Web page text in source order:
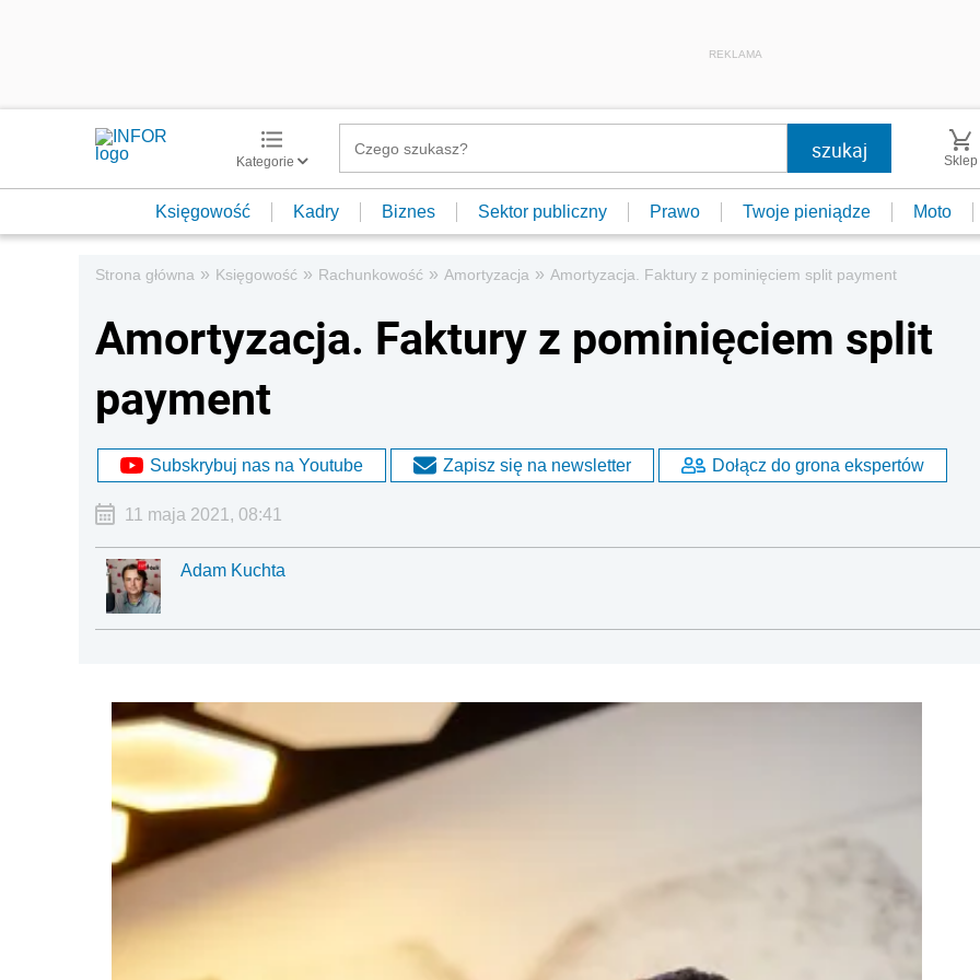
REKLAMA
Kategorie Sklep
Księgowość Kadry Biznes Sektor publiczny Prawo Twoje pieniądze Moto
Strona główna » Księgowość » Rachunkowość » Amortyzacja » Amortyzacja. Faktury z pominięciem split payment
Amortyzacja. Faktury z pominięciem split
payment
Subskrybuj nas na Youtube Zapisz się na newsletter Dołącz do grona ekspertów
11 maja 2021, 08:41
Adam Kuchta